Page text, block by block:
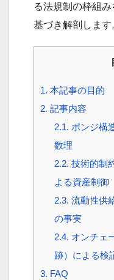
る法規制の枠組
基づき解剖します
1. 本記事の目的
2. 記事内容
2.1. ポンジ構
数理
2.2. 技術的制
よる資産制御
2.3. 流動性供
の事実
2.4. オンチェ
跡）による検
3. FAQ